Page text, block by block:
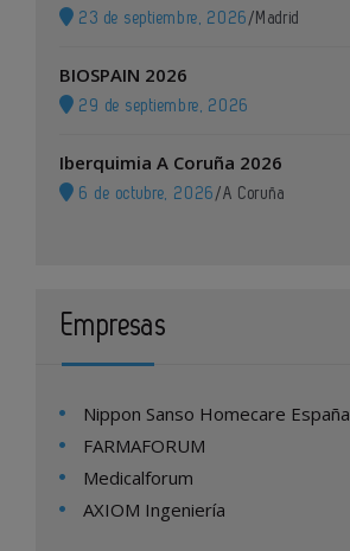
23 de septiembre, 2026 / Madrid
BIOSPAIN 2026
29 de septiembre, 2026
Iberquimia A Coruña 2026
6 de octubre, 2026 /A Coruña
Empresas
Nippon Sanso Homecare España
FARMAFORUM
Medicalforum
AXIOM Ingeniería